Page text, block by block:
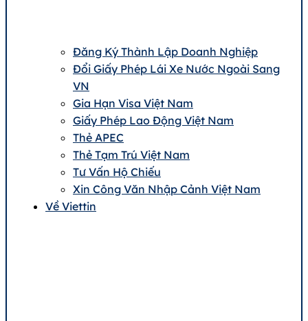
Đăng Ký Thành Lập Doanh Nghiệp
Đổi Giấy Phép Lái Xe Nước Ngoài Sang
VN
Gia Hạn Visa Việt Nam
Giấy Phép Lao Động Việt Nam
Thẻ APEC
Thẻ Tạm Trú Việt Nam
Tư Vấn Hộ Chiếu
Xin Công Văn Nhập Cảnh Việt Nam
Về Viettin